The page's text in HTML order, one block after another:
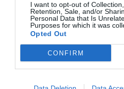
I want to opt-out of Collection,
Retention, Sale, and/or
Personal Data that Is
Purposes for which it was
Opted Out
CONFIRM